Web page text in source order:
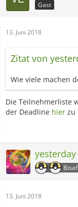
Gast
13. Juni 2018
Zitat von
Wie viele machen
Die Teilnehmerliste
der Deadline hier zu
yesterday
13. Juni 2018